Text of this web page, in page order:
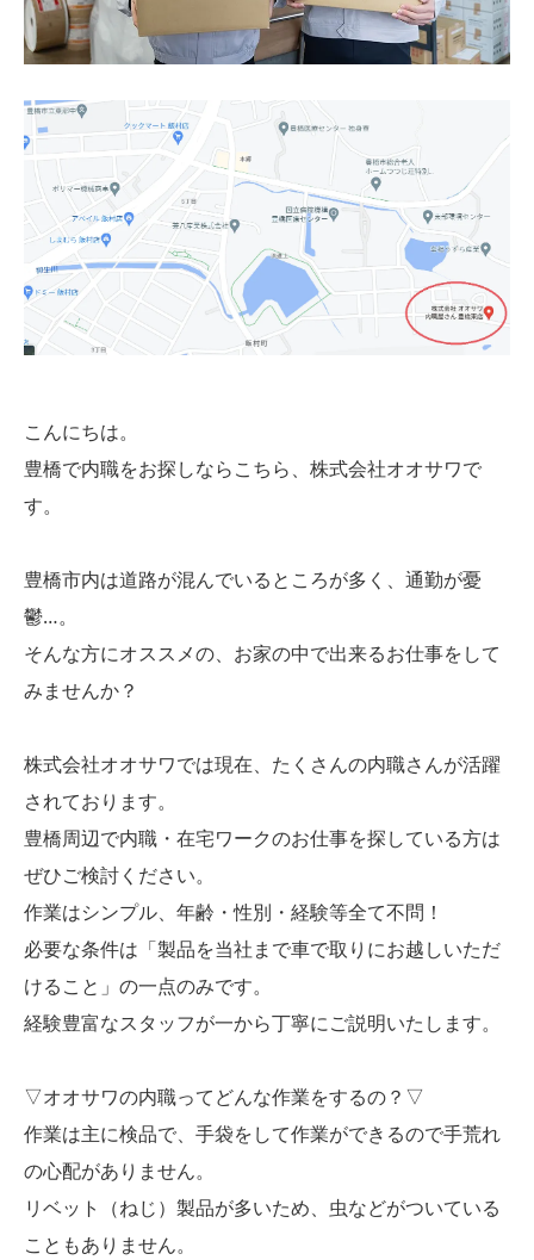
こんにちは。
豊橋で内職をお探しならこちら、株式会社オオサワで
す。
豊橋市内は道路が混んでいるところが多く、通勤が憂
鬱…。
そんな方にオススメの、お家の中で出来るお仕事をして
みませんか？
株式会社オオサワでは現在、たくさんの内職さんが活躍
されております。
豊橋周辺で内職・在宅ワークのお仕事を探している方は
ぜひご検討ください。
作業はシンプル、年齢・性別・経験等全て不問！
必要な条件は「製品を当社まで車で取りにお越しいただ
けること」の一点のみです。
経験豊富なスタッフが一から丁寧にご説明いたします。
▽オオサワの内職ってどんな作業をするの？▽
作業は主に検品で、手袋をして作業ができるので手荒れ
の心配がありません。
リベット（ねじ）製品が多いため、虫などがついている
こともありません。